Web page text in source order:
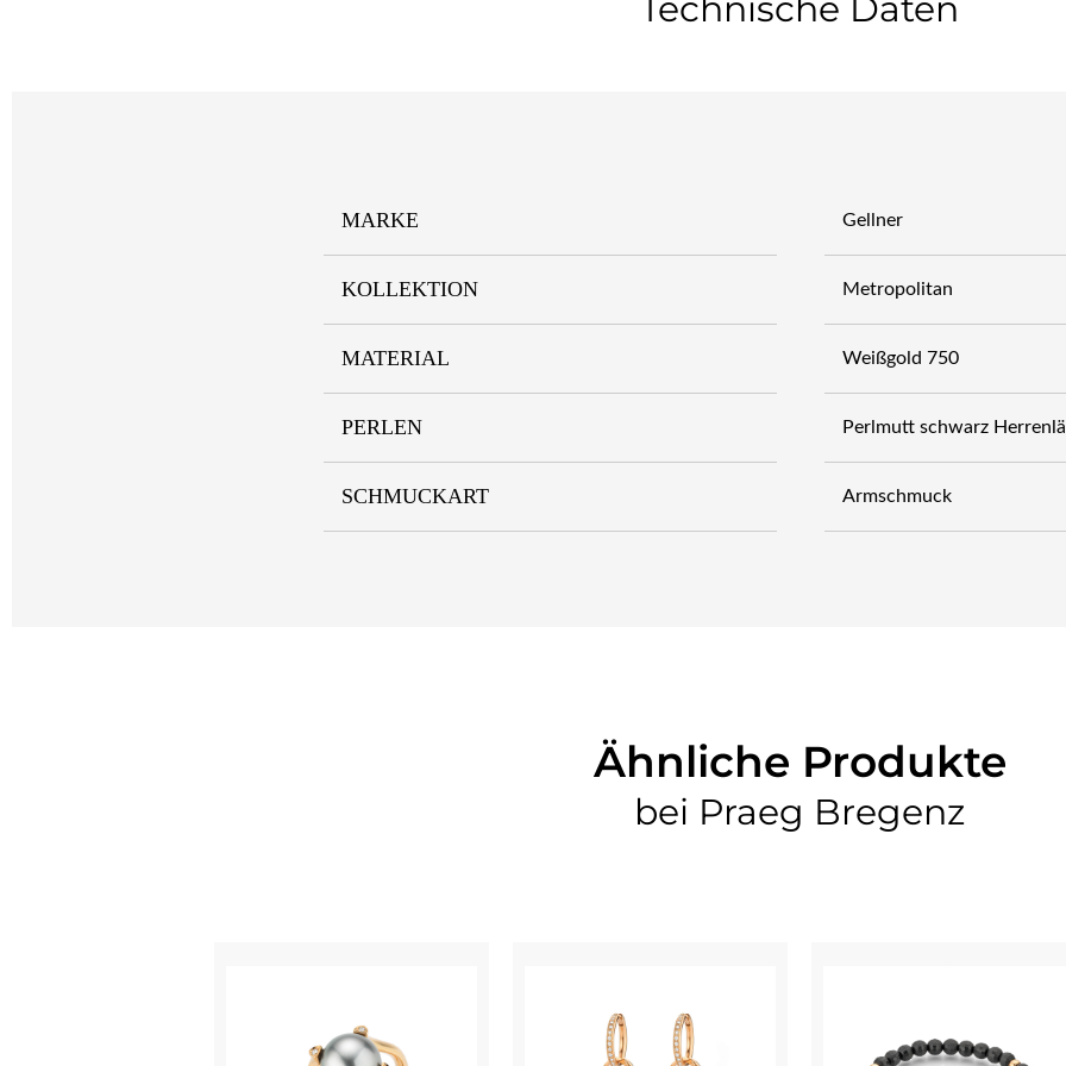
Technische Daten
MARKE Gellner
KOLLEKTION Metropolitan
MATERIAL Weißgold 750
PERLEN Perlmutt schwarz
SCHMUCKART Armschmuck
Ähnliche Produkte
bei Praeg Bregenz